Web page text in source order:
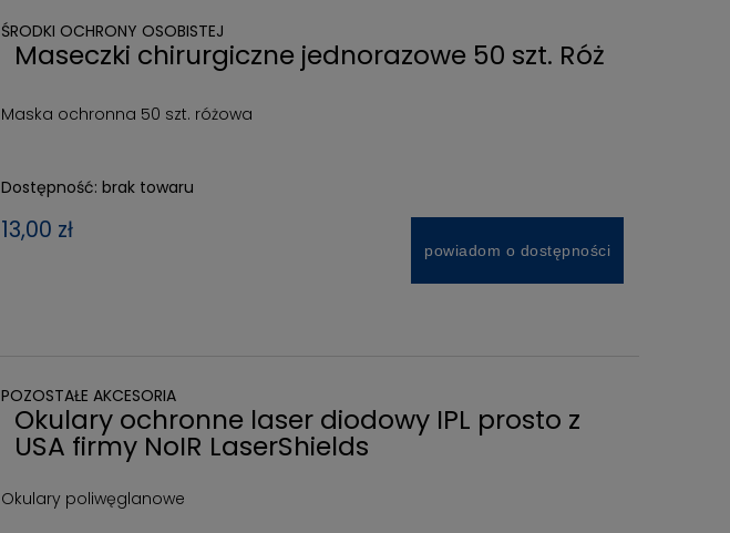
ŚRODKI OCHRONY OSOBISTEJ
Maseczki chirurgiczne jednorazowe 50 szt. Róż
Maska ochronna 50 szt. różowa
Dostępność: brak towaru
13,00 zł
powiadom o dostępności
POZOSTAŁE AKCESORIA
Okulary ochronne laser diodowy IPL prosto z
USA firmy NoIR LaserShields
Okulary poliwęglanowe